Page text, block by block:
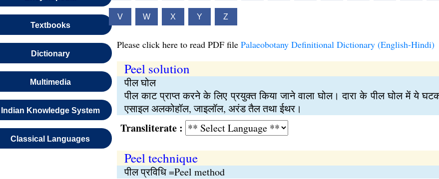
Textbooks
Dictionary
Multimedia
Indian Knowledge System
Classical Languages
V W X Y Z
Please click here to read PDF file Palaeobotany Definitional Dictionary (English-Hindi)
Peel solution
पील घोल
पील काट प्राप्त करने के लिए प्रयुक्त किया जाने वाला घोल। दारा के पील घोल में ये घटक
एसाइल अलकोहॉल, जाइलॉल, अरंड तैल तथा ईथर।
Transliterate :
Peel technique
पील प्रविधि =Peel method